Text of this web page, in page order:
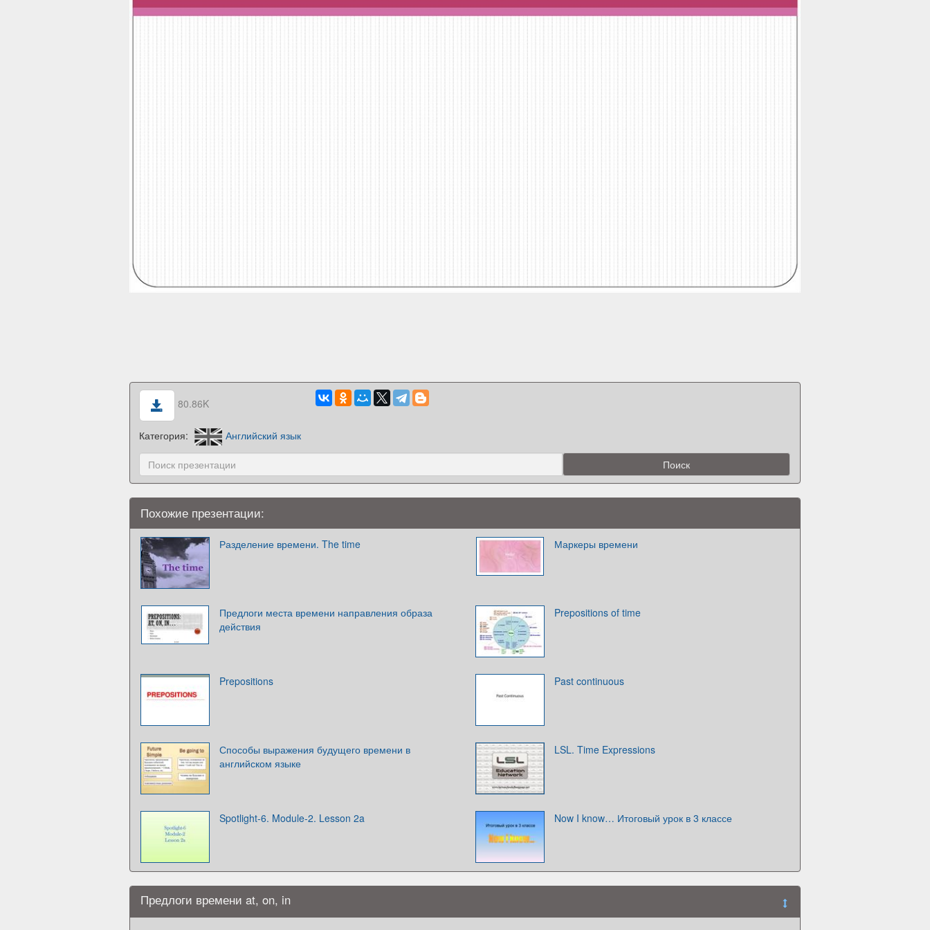
80.86K
Категория: Английский язык
Похожие презентации:
Разделение времени. The time Маркеры времени
Предлоги места времени направления образа
действия
Prepositions of time
Prepositions Past continuous
Способы выражения будущего времени в
английском языке
LSL. Time Expressions
Spotlight-6. Module-2. Lesson 2a Now I know… Итоговый урок в 3 классе
Предлоги времени at, on, in